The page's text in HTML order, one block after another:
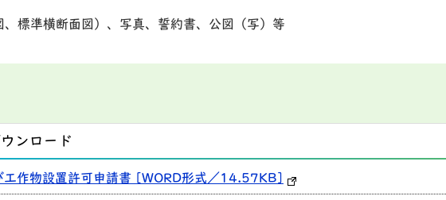
、標準横断面図）、写真、誓約書、公図（写）等
ンロード
工作物設置許可申請書 [WORD形式／14.57KB]